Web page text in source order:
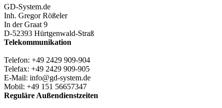
GD-System.de
Inh. Gregor Rößeler
In der Graat 9
D-52393 Hürtgenwald-Straß
Telekommunikation
Telefon: +49 2429 909-904
Telefax: +49 2429 909-905
E-Mail: info@gd-system.de
Mobil: +49 151 56657347
Reguläre Außendienstzeiten